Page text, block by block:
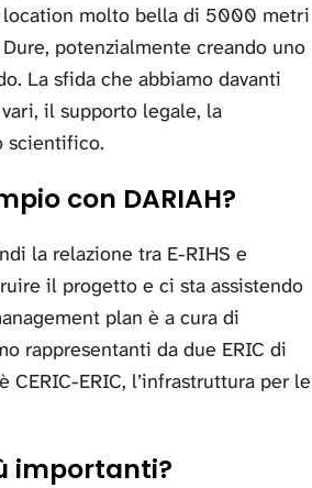
location molto bella di 5000 metri
potenzialmente creando uno
La sfida che abbiamo davanti
il supporto legale, la
scientifico.
con DARIAH?
la relazione tra E-RIHS e
il progetto e ci sta assistendo
plan è a cura di
rappresentanti da due ERIC di
ERIC, l’infrastruttura per le
importanti?